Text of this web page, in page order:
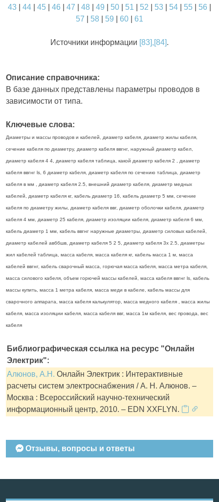
43 44 45 46 47 48 49 50 51 52 53 54 55 56
57
58 59 60 61
Источники информации [83],[84].
Описание справочника:
В базе данных представлены параметры проводов в
зависимости от типа.
Ключевые слова:
Диаметры и массы проводов и кабелей, диаметр кабеля, диаметр жилы кабеля,
сечение кабеля по диаметру, диаметр кабеля ввгнг, наружный диаметр кабел,
диаметр кабеля 4 4, диаметр кабеля таблица, какой диаметр кабеля 2 , диаметр
кабеля ввгнг ls, 6 диаметр кабеля, диаметр кабеля по сечению таблица, диаметр
кабеля в мм , диаметр кабеля 2.5, внешний диаметр кабеля, диаметр медных
кабелей, диаметр кабеля кг, кабель диаметр 16, кабель диаметр 5 мм, сечение
кабеля по диаметру жилы, диаметр кабеля ввг, диаметр оболочки кабеля, диаметр
кабеля 4 мм, диаметр 25 кабеля, диаметр изоляции кабеля, диаметр кабеля 6 мм,
кабель диаметр 1 мм, кабель ввгнг наружные диаметры, диаметр силовых кабелей,
диаметр кабелей авббшв, диаметр кабеля 5 2 5, диаметр кабеля 3х 2.5, диаметры
жил кабелей таблица, масса кабеля, масса кабеля кг, кабель масса 1 м, масса
кабелей ввгнг, кабель сварочный масса, горючая масса кабеля, масса метра кабеля,
масса силового кабеля, объем горючей массы кабелей, масса кабеля ввгнг ls, кабель
массы купить, масса 1 метра кабеля, масса меди в кабеле, кабель массы для
сварочного аппарата, масса кабеля калькулятор, масса медного кабеля , масса жилы
кабеля, масса изоляции кабеля, масса кабеля ввг, масса 1м кабеля, вес провода, вес
кабеля
Библиографическая ссылка на ресурс "Онлайн
Электрик":
Алюнов, А.Н. Онлайн Электрик : Интерактивные
расчеты систем электроснабжения / А. Н. Алюнов. –
Москва : Всероссийский научно-технический
информационный центр, 2010. – EDN XXFLYN.
Отзывы, вопросы и ответы